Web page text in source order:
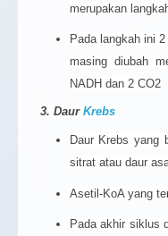
merupakan
Pada langkah ini
masing diubah
NADH dan 2 CO2
3. Daur Krebs
Daur Krebs yang
sitrat atau daur
Asetil-KoA yang
Pada akhir siklus